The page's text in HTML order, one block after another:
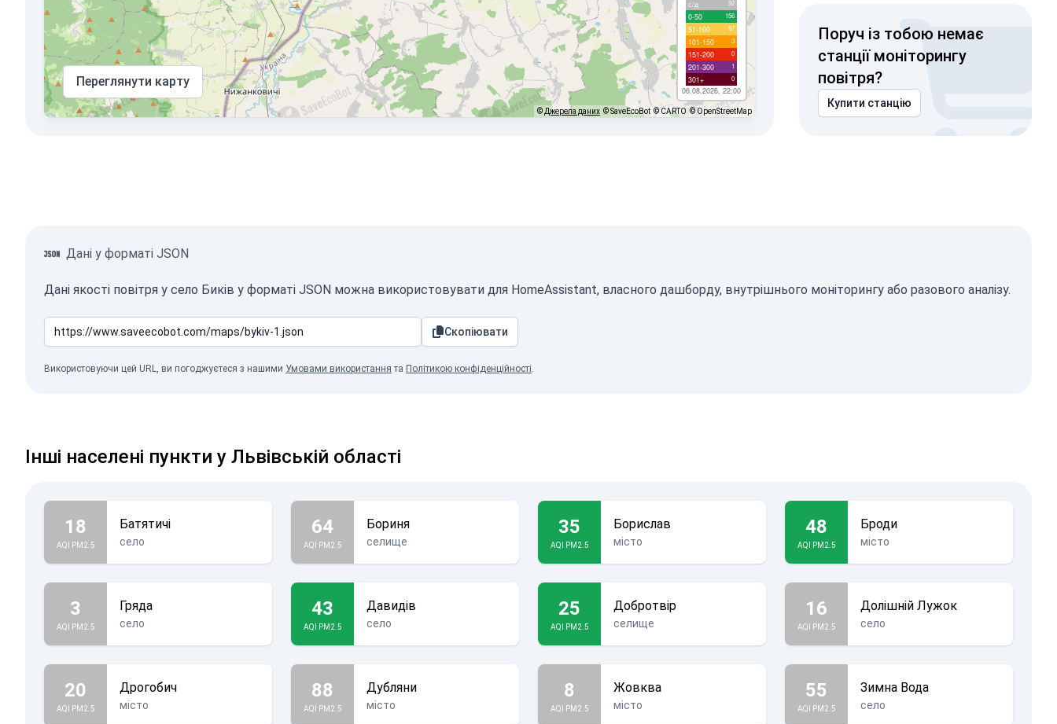
с/д 92
0-50 156
51-100 97
101-150 3
151-200 0
201-300 1
301+ 0
06.08.2026, 22:00
Переглянути карту
© Джерела даних © SaveEcoBot © CARTO © OpenStreetMap
Поруч із тобою немає
станції моніторингу
повітря?
Купити станцію
Дані у форматі JSON
Дані якості повітря у село Биків у форматі JSON можна використовувати для HomeAssistant, власного дашборду, внутрішнього моніторингу або разового аналізу.
Скопіювати
Використовуючи цей URL, ви погоджуєтеся з нашими Умовами використання та Політикою конфіденційності.
Інші населені пункти у Львівській області
18
AQI PM2.5
Батятичі
село
64
AQI PM2.5
Бориня
селище
35
AQI PM2.5
Борислав
місто
48
AQI PM2.5
Броди
місто
3
AQI PM2.5
Гряда
село
43
AQI PM2.5
Давидів
село
25
AQI PM2.5
Добротвір
селище
16
AQI PM2.5
Долішній Лужок
село
20
AQI PM2.5
Дрогобич
місто
88
AQI PM2.5
Дубляни
місто
8
AQI PM2.5
Жовква
місто
55
AQI PM2.5
Зимна Вода
село